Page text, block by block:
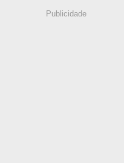
Publicidade